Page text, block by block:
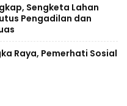
Sengketa Lahan
Pengadilan dan
Raya, Pemerhati Sosial